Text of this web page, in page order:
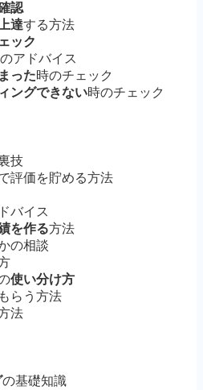
認
達する方法
ック
アドバイス
った時のチェック
ングできない時のチェック
技
評価を貯める方法
バイス
を作る方法
の相談
使い分け方
らう方法
法
の基礎知識